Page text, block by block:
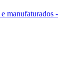
manufaturados -